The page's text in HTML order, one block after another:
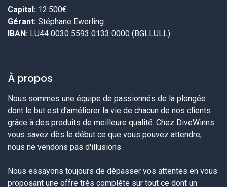
Capital: 12.500€
Gérant: Stéphane Ewerling
IBAN: LU44 0030 5593 0133 0000 (BGLLULL)
À propos
Nous sommes une équipe de passionnés de la plongée
dont le but est d'améliorer la vie de chacun de nos clients
grâce à des produits de meilleure qualité. Chez DiveWinns
vous savez dès le début ce que vous pouvez attendre,
nous ne vendons pas d'illusions.
Nous essayons toujours de dépasser vos attentes en vous
proposant une offre très complète sur tout ce dont un